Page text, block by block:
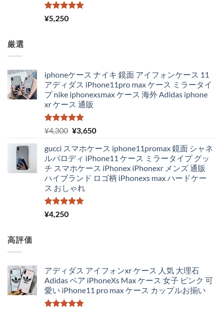
5段階中
5.00
¥5,250
厳選
iphoneケース ナイキ 鏡面 アイフォンケース 11
アディダス iPhone11pro max ケース ミラータイ
プ nike iphonexsmax ケース 海外 Adidas iphone
xr ケース 通販
5段階中
5.00
の評価
¥4,300 元
価
格
は
¥4,300
で
し
¥3,650現
の
価
格
は
gucci スマホケース iphone11promax 鏡面 シャネ
ルパロディ iPhone11 ケース ミラータイプ グッ
チ スマホケース iPhonex iPhonexr メンズ 通販
ハイブランド ロゴ柄 iPhonexs max ハードケー
ス おしゃれ
5段階中
5.00
¥4,250
高評価
アディダス アイフォンxr ケース 人気 大理石
Adidas ペア iPhoneXs Max ケース 女子 ピンク 可
愛い iPhone11 pro max ケース カップルお揃い